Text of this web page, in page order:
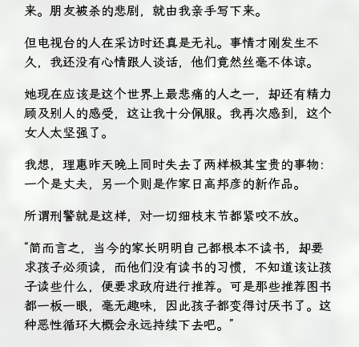
来。朋友被杀的悲剧，就由我亲手写下来。
但电视台的人在采访时还真是无礼。事情才刚发生不
久，我还没有心情跟人谈话，他们竟然丝毫不体谅。
她现在应该是这个世界上最悲痛的人之一，却还有精力
顾及别人的感受，这让我十分佩服。我再次感到，这个
女人太坚强了。
我想，理惠昨天晚上同时失去了两样极其宝贵的事物：
一个是丈夫，另一个则是作家日高邦彦的新作品。
所谓刑警就是这样，对一切细枝末节都紧咬不放。
“简而言之，当今的家长明明自己都根本不读书，却要
求孩子必须读，而他们没有读书的习惯，不知道该让孩
子读些什么，便要求政府进行推荐。可是那些推荐图书
都一板一眼，毫无趣味，因此孩子都变得讨厌书了。这
种恶性循环大概会永远持续下去吧。”